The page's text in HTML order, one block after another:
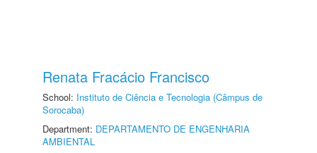
Renata Fracácio Francisco
School: Instituto de Ciência e Tecnologia (Câmpus de
Sorocaba)
Department: DEPARTAMENTO DE ENGENHARIA
AMBIENTAL